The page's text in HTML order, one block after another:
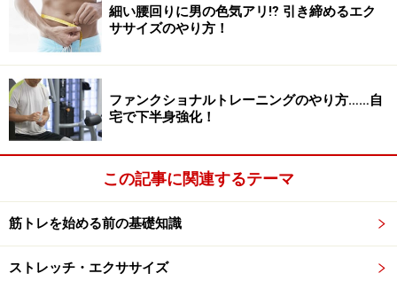
STEP2
2．反対側も同様に行う。
「ニートゥタッチ」のポイント
・30回／1セット。1日2セットを目標に行う
勢いや反動をつけずに行う
下の写真のように、背筋を曲げて行うと筋トレ効果
細い腰回りに男の色気アリ⁉ 引き締めるエク
ササイズのやり方！
ファンクショナルトレーニングのやり方……自
宅で下半身強化！
この記事に関連するテーマ
筋トレを始める前の基礎知識
ストレッチ・エクササイズ